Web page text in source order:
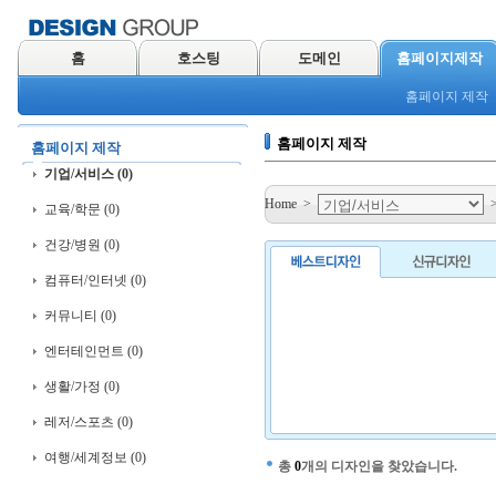
홈 호스팅 도메인 홈페이지제작
홈페이지 제작
홈페이지 제작
기업/서비스 (0)
교육/학문 (0)
건강/병원 (0)
컴퓨터/인터넷 (0)
커뮤니티 (0)
엔터테인먼트 (0)
생활/가정 (0)
레저/스포츠 (0)
여행/세계정보 (0)
홈페이지 제작
Home >
총 0개의 디자인을 찾았습니다.